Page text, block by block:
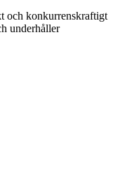
och konkurrenskraftigt
underhåller